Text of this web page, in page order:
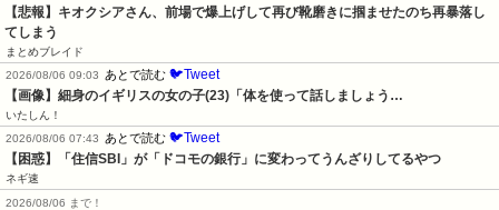
【悲報】キオクシアさん、前場で爆上げして再び靴磨きに掴ませたのち再暴落し
てしまう
まとめブレイド
2026/08/06 09:03
あとで読む 🐦Tweet
【画像】細身のイギリスの女の子(23)「体を使って話しましょう…
いたしん！
2026/08/06 07:43
あとで読む 🐦Tweet
【困惑】「住信SBI」が「ドコモの銀行」に変わってうんざりしてるやつ
ネギ速
2026/08/06 まで！